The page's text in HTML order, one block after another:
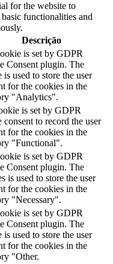
for the website to
functionalities and
Descrição
is set by GDPR
Consent plugin. The
is used to store the user
for the cookies in the
"Analytics".
is set by GDPR
consent to record the user
for the cookies in the
"Functional".
is set by GDPR
Consent plugin. The
is used to store the user
for the cookies in the
"Necessary".
is set by GDPR
Consent plugin. The
is used to store the user
for the cookies in the
"Other.